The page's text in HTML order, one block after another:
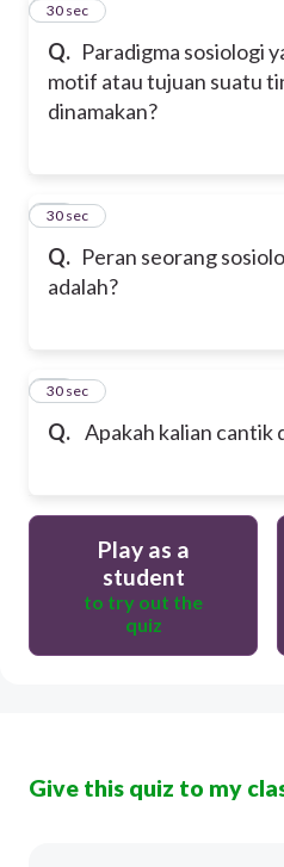
Q. Paradigma sosiologi
motif atau tujuan suatu
dinamakan?
29
30 sec
Q. Peran seorang
adalah?
30
30 sec
Q. Apakah kalian cantik
31
30 sec
Play as a
student
to try out the
quiz
Give this quiz to my